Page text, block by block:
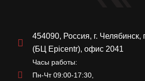
454090, Россия, г.
(БЦ Epicentr), офис 2041
Часы работы:
Пн-Чт 09:00-17:30,